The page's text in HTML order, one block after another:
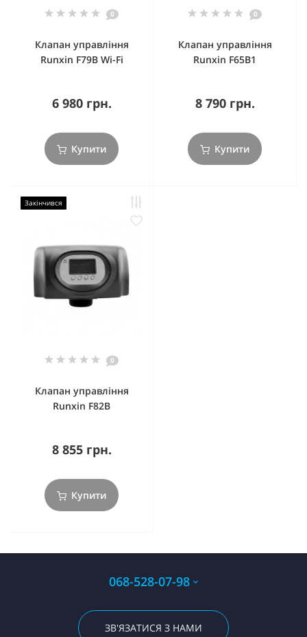
0
Клапан управління
Runxin F79B Wi-Fi
6 980 грн.
Купити
0
Клапан управління
Runxin F65B1
8 790 грн.
Купити
Закінчився
0
Клапан управління
Runxin F82B
8 855 грн.
Купити
068-528-07-98
ЗВ'ЯЗАТИСЯ З НАМИ